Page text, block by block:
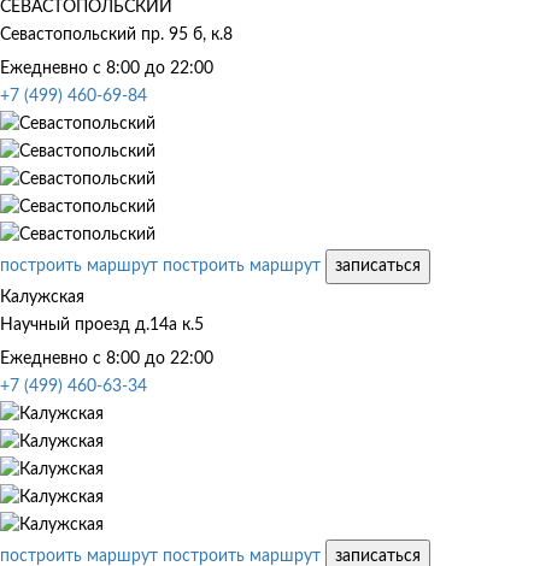
СЕВАСТОПОЛЬСКИЙ
Севастопольский пр. 95 б, к.8
Ежедневно с 8:00 до 22:00
+7 (499) 460-69-84
построить маршрут построить маршрут
записаться
Калужская
Научный проезд д.14а к.5
Ежедневно с 8:00 до 22:00
+7 (499) 460-63-34
построить маршрут построить маршрут
записаться